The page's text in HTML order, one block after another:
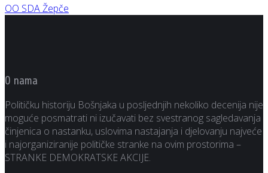
OO SDA Žepče
O nama
Političku historiju Bošnjaka u posljednjih nekoliko decenija nije
moguće posmatrati ni izučavati bez svestranog sagledavanja
činjenica o nastanku, uslovima nastajanja i djelovanju najveće
i najorganiziranije političke stranke na ovim prostorima –
STRANKE DEMOKRATSKE AKCIJE.